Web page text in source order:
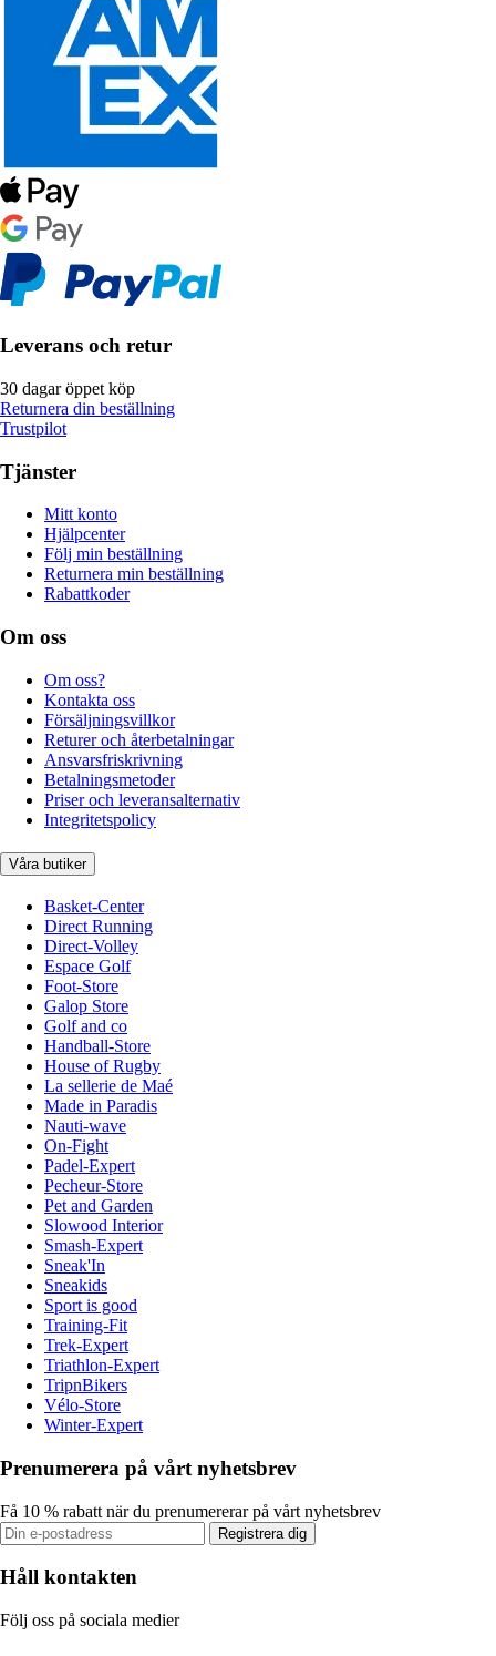
Leverans och retur
30 dagar öppet köp
Returnera din beställning
Trustpilot
Tjänster
Mitt konto
Hjälpcenter
Följ min beställning
Returnera min beställning
Rabattkoder
Om oss
Om oss?
Kontakta oss
Försäljningsvillkor
Returer och återbetalningar
Ansvarsfriskrivning
Betalningsmetoder
Priser och leveransalternativ
Integritetspolicy
Våra butiker
Basket-Center
Direct Running
Direct-Volley
Espace Golf
Foot-Store
Galop Store
Golf and co
Handball-Store
House of Rugby
La sellerie de Maé
Made in Paradis
Nauti-wave
On-Fight
Padel-Expert
Pecheur-Store
Pet and Garden
Slowood Interior
Smash-Expert
Sneak'In
Sneakids
Sport is good
Training-Fit
Trek-Expert
Triathlon-Expert
TripnBikers
Vélo-Store
Winter-Expert
Prenumerera på vårt nyhetsbrev
Få 10 % rabatt när du prenumererar på vårt nyhetsbrev
Registrera dig
Håll kontakten
Följ oss på sociala medier